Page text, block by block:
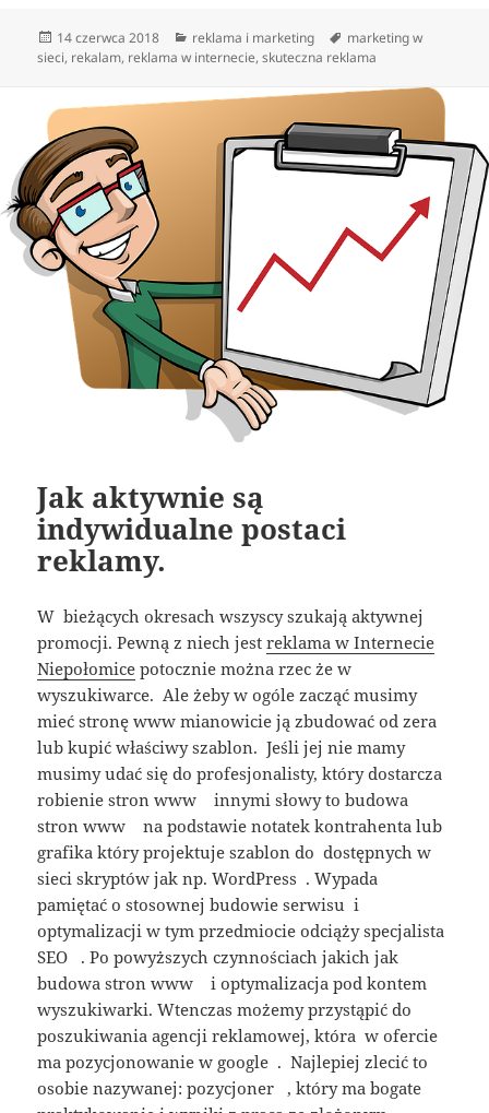
Data
publikacji
14 czerwca 2018 Kategorie
reklama i marketing Tagi
marketing w
sieci, rekalam, reklama w internecie,skuteczna reklama
Jak aktywnie są
indywidualne postaci
reklamy.
W bieżących okresach wszyscy szukają aktywnej
promocji. Pewną z niech jestreklama w Internecie
Niepołomice potocznie można rzec że w
wyszukiwarce. Ale żeby w ogóle zacząć musimy
mieć stronę www mianowicie ją zbudować od zera
lub kupić właściwy szablon. Jeśli jej nie mamy
musimy udać się do profesjonalisty, który dostarcza
robienie stron www innymi słowy to budowa
stron www na podstawie notatek kontrahenta lub
grafika który projektuje szablon do dostępnych w
sieci skryptów jak np. WordPress . Wypada
pamiętać o stosownej budowie serwisu i
optymalizacji w tym przedmiocie odciąży specjalista
SEO . Po powyższych czynnościach jakich jak
budowa stron www i optymalizacja pod kontem
wyszukiwarki. Wtenczas możemy przystąpić do
poszukiwania agencji reklamowej, która w ofercie
ma pozycjonowanie w google . Najlepiej zlecić to
osobie nazywanej: pozycjoner , który ma bogate